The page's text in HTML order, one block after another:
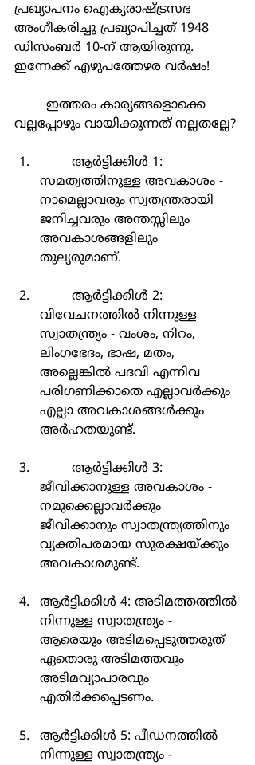
പ്രഖ്യാപനം ഐക്യരാഷ്ട്രസഭ
അംഗീകരിച്ചു പ്രഖ്യാപിച്ചത് 1948
ഡിസംബർ 10-ന് ആയിരുന്നു.
ഇന്നേക്ക് എഴുപത്തേഴര വർഷം!
വല്ലപ്പോഴും വായിക്കുന്നത് നല്ലതല്ലേ?
സമത്വത്തിനുള്ള അവകാശം -
നാമെല്ലാവരും സ്വതന്ത്രരായി
ജനിച്ചവരും അന്തസ്സിലും
അവകാശങ്ങളിലും
തുല്യരുമാണ്.
വിവേചനത്തിൽ നിന്നുള്ള
സ്വാതന്ത്ര്യം - വംശം, നിറം,
ലിംഗഭേദം, ഭാഷ, മതം,
അല്ലെങ്കിൽ പദവി എന്നിവ
പരിഗണിക്കാതെ എല്ലാവർക്കും
എല്ലാ അവകാശങ്ങൾക്കും
അർഹതയുണ്ട്.
ജീവിക്കാനുള്ള അവകാശം -
നമുക്കെല്ലാവർക്കും
ജീവിക്കാനും സ്വാതന്ത്ര്യത്തിനും
വ്യക്തിപരമായ സുരക്ഷയ്ക്കും
അവകാശമുണ്ട്.
ആർട്ടിക്കിൾ 4: അടിമത്തത്തിൽ
നിന്നുള്ള സ്വാതന്ത്ര്യം -
ആരെയും അടിമപ്പെടുത്തരുത്
ഏതൊരു അടിമത്തവും
അടിമവ്യാപാരവും
എതിർക്കപ്പെടണം.
ആർട്ടിക്കിൾ 5: പീഡനത്തിൽ
നിന്നുള്ള സ്വാതന്ത്ര്യം -